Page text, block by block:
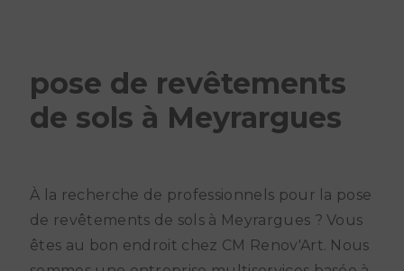
pose de revêtements
de sols à Meyrargues
À la recherche de professionnels pour la pose
de revêtements de sols à Meyrargues ? Vous
êtes au bon endroit chez CM Renov'Art. Nous